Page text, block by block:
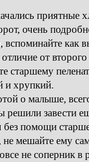
приятные
очень
как
от
и хрупкий.
о малыше,
решили завести
без помощи
не мешайте ему
не соперник